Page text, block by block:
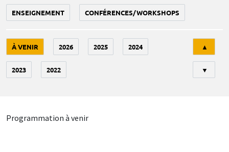
ENSEIGNEMENT CONFÉRENCES/WORKSHOPS
À VENIR 2026 2025 2024
2023 2022
▲
▼
Programmation à venir